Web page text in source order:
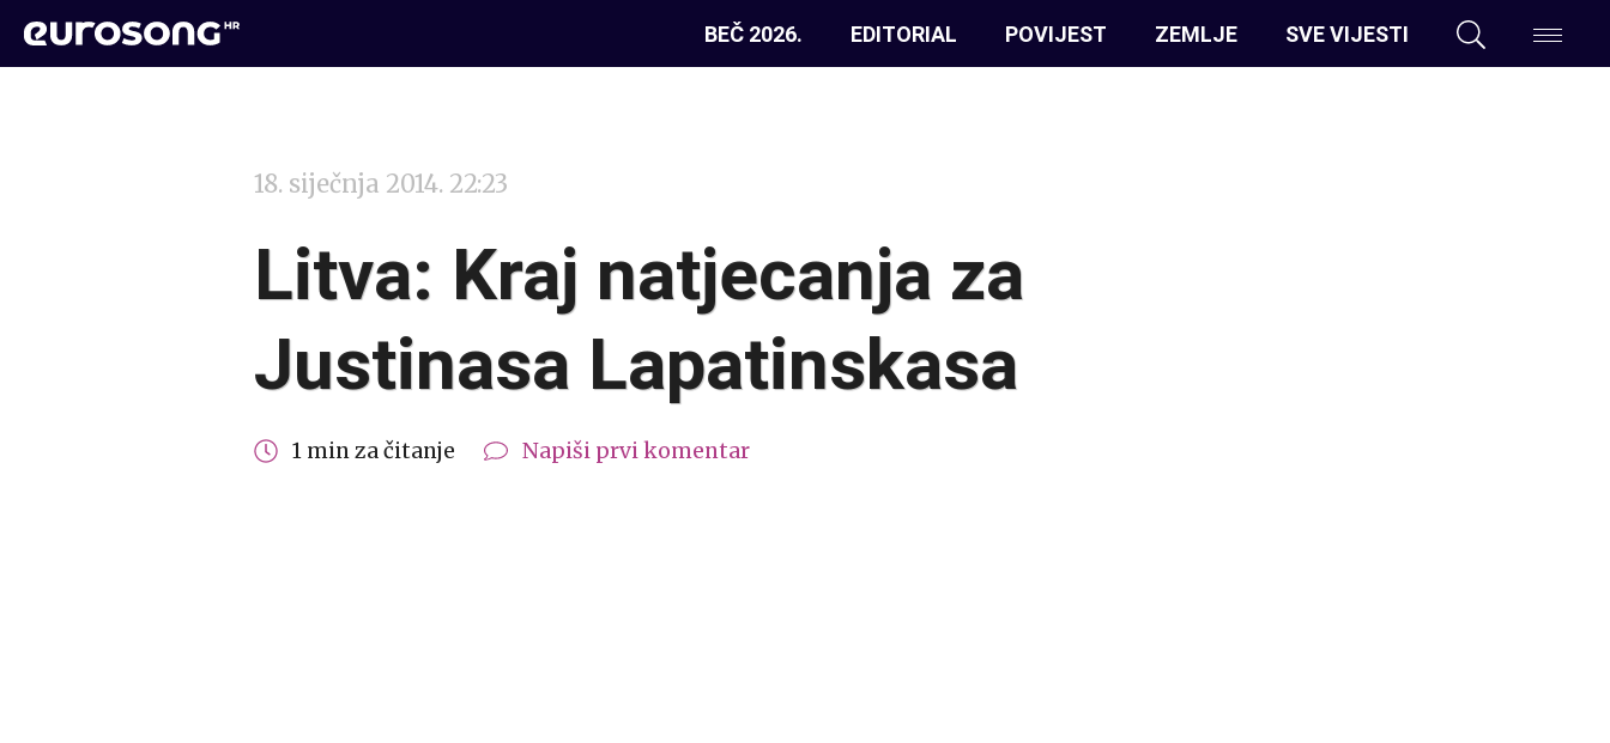
BEČ 2026. EDITORIAL POVIJEST ZEMLJE SVE VIJESTI
18. siječnja 2014. 22:23
Litva: Kraj natjecanja za
Justinasa Lapatinskasa
1 min za čitanje Napiši prvi komentar